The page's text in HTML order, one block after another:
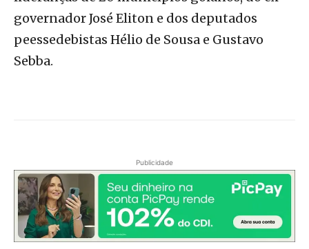
governador José Eliton e dos deputados
peessedebistas Hélio de Sousa e Gustavo
Sebba.
Publicidade